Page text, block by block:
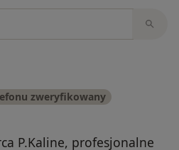
zweryfikowany
P.Kaline, profesjonalne